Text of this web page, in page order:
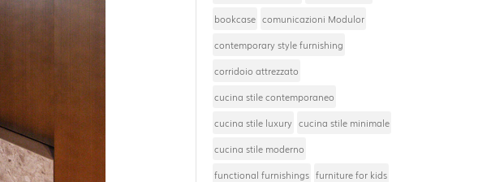
bookcase comunicazioni Modulor
contemporary style furnishing
corridoio attrezzato
cucina stile contemporaneo
cucina stile luxury cucina stile minimale
cucina stile moderno
functional furnishings furniture for kids